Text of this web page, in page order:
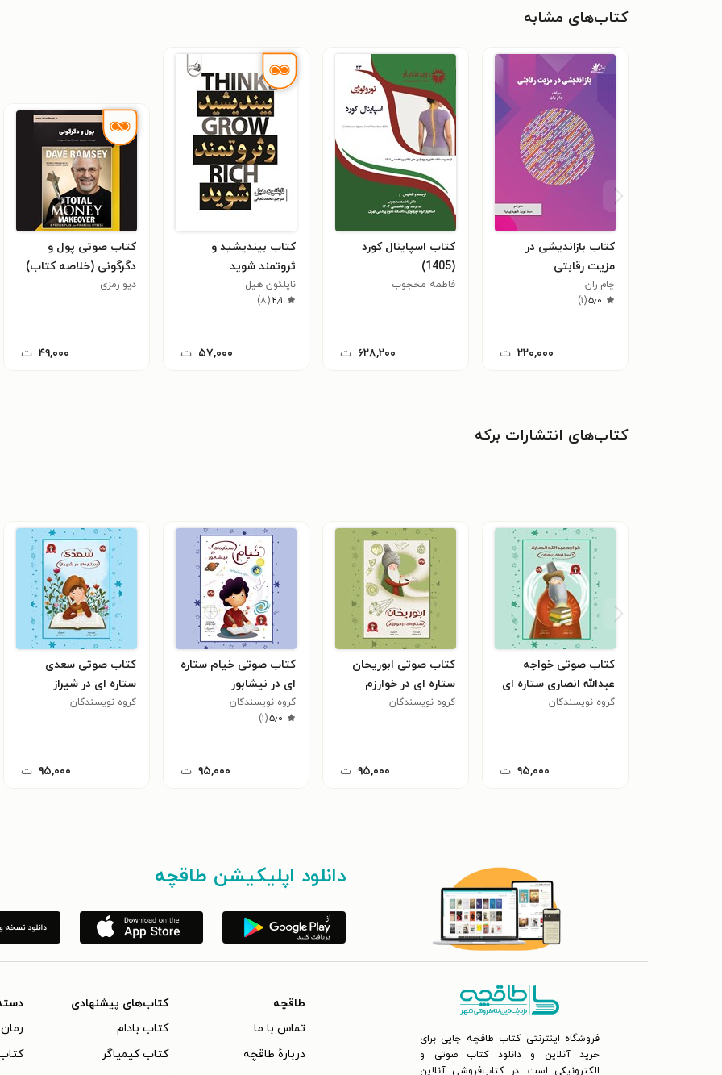
کتاب‌های مشابه
کتاب بازاندیشی در
مزیت رقابتی
چام ران
۵٫۰(۱)
۲۲۰,۰۰۰ ت
کتاب اسپاینال کورد
(1405)
فاطمه محجوب
۶۲۸,۲۰۰ ت
کتاب بیندیشید و
ثروتمند شوید
ناپلئون هيل
۲٫۱(۸)
۵۷,۰۰۰ ت
کتاب صوتی پول و
دگرگونی (خلاصه کتاب)
دیو رمزی
۴۹,۰۰۰ ت
کتاب‌های انتشارات برکه
کتاب صوتی خواجه
عبدالله انصاری ستاره ای
در هرات
گروه نویسندگان
۹۵,۰۰۰ ت
کتاب صوتی ابوریحان
ستاره ای در خوارزم
گروه نویسندگان
۹۵,۰۰۰ ت
کتاب صوتی خیام ستاره
ای در نیشابور
گروه نویسندگان
۵٫۰(۱)
۹۵,۰۰۰ ت
کتاب صوتی سعدی
ستاره ای در شیراز
گروه نویسندگان
۹۵,۰۰۰ ت
دانلود اپلیکیشن طاقچه
فروشگاه اینترنتی کتاب طاقچه جایی برای
خرید آنلاین و دانلود کتاب صوتی و
الکترونیکی است. در کتاب‌فروشی آنلاین
طاقچه
تماس با ما
دربارهٔ طاقچه
کتاب‌های پیشنهادی
کتاب بادام
کتاب کیمیاگر